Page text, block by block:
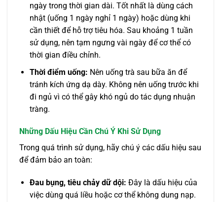
ngày trong thời gian dài. Tốt nhất là dùng cách
nhật (uống 1 ngày nghỉ 1 ngày) hoặc dùng khi
cần thiết để hỗ trợ tiêu hóa. Sau khoảng 1 tuần
sử dụng, nên tạm ngưng vài ngày để cơ thể có
thời gian điều chỉnh.
Thời điểm uống: Nên uống trà sau bữa ăn để
tránh kích ứng dạ dày. Không nên uống trước khi
đi ngủ vì có thể gây khó ngủ do tác dụng nhuận
tràng.
Những Dấu Hiệu Cần Chú Ý Khi Sử Dụng
Trong quá trình sử dụng, hãy chú ý các dấu hiệu sau
để đảm bảo an toàn:
Đau bụng, tiêu chảy dữ dội: Đây là dấu hiệu của
việc dùng quá liều hoặc cơ thể không dung nạp.